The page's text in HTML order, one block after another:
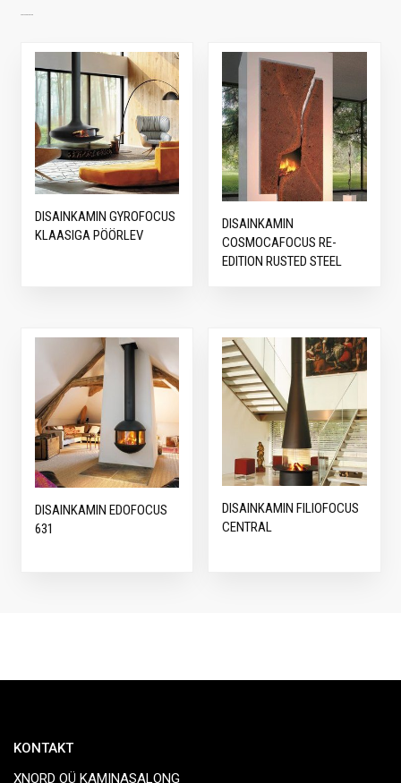
DISAINKAMIN GYROFOCUS
KLAASIGA PÖÖRLEV
DISAINKAMIN
COSMOCAFOCUS RE-
EDITION RUSTED STEEL
DISAINKAMIN EDOFOCUS
631
DISAINKAMIN FILIOFOCUS
CENTRAL
KONTAKT
XNORD OÜ KAMINASALONG